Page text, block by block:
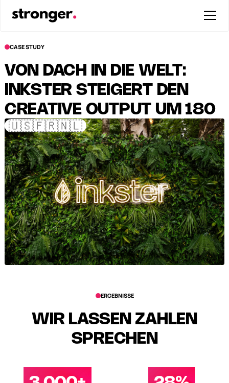
CASE STUDY
VON DACH IN DIE WELT:
INKSTER STEIGERT DEN
CREATIVE OUTPUT UM 180
%
🇺🇸🇫🇷🇳🇱
ERGEBNISSE
WIR LASSEN ZAHLEN
SPRECHEN